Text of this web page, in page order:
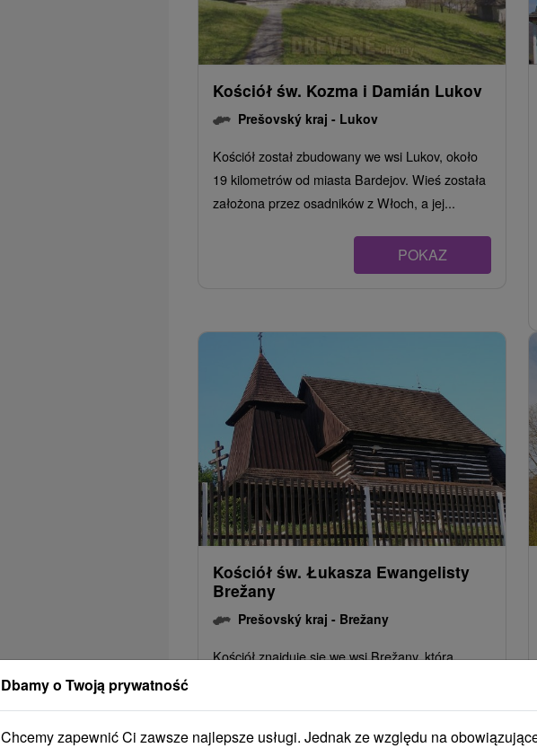
Kościół św. Kozma i Damián Lukov
Prešovský kraj - Lukov
Kościół został zbudowany we wsi Lukov, około
19 kilometrów od miasta Bardejov. Wieś została
założona przez osadników z Włoch, a jej...
POKAZ
Kościół św. Łukasza Ewangelisty
Brežany
Prešovský kraj - Brežany
Kościół znajduje się we wsi Brežany, która
Dbamy o Twoją prywatność
Chcemy zapewnić Ci zawsze najlepsze usługi. Jednak ze względu na